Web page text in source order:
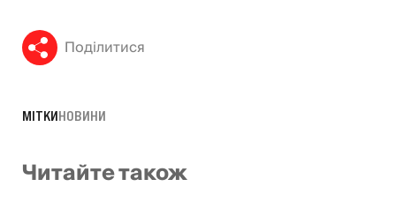
Поділитися
МІТКИНОВИНИ
Читайте також